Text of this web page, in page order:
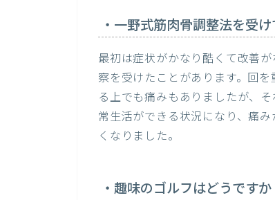
・一野式筋肉骨調整法を受
最初は症状がかなり酷くて改善
察を受けたことがあります。回
る上でも痛みもありましたが、
常生活ができる状況になり、痛
くなりました。
・趣味のゴルフはどうですか